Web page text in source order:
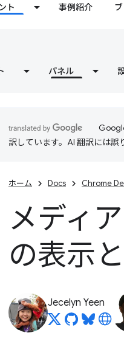
ト 事例紹介
パネル
訳しています。AI 翻訳には誤
ホーム Docs Chrome
メディ
の表示
Jecelyn Yeen